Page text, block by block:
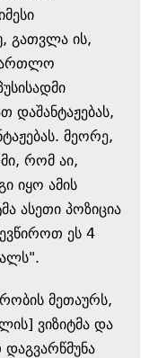
გათვლა ის,
დაშანტაჟებას,
მეორე,
რომ აი,
იყო ამის
ასეთი პოზიცია
ეს 4
მეთაურს,
ვიზიტმა და
დაგვარწმუნა